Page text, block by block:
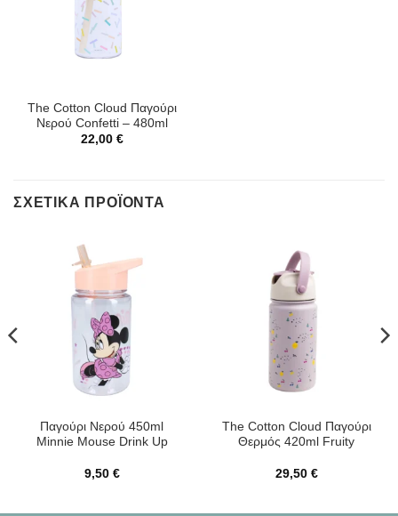
The Cotton Cloud Παγούρι
Νερού Confetti – 480ml
22,00 €
ΣΧΕΤΙΚΆ ΠΡΟΪΌΝΤΑ
Παγούρι Νερού 450ml
Minnie Mouse Drink Up
9,50 €
The Cotton Cloud Παγούρι
Θερμός 420ml Fruity
29,50 €